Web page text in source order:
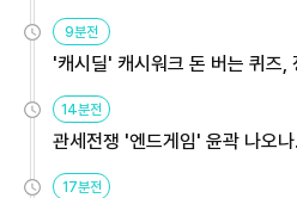
9분전
'캐시딜' 캐시워크 돈 버는 퀴즈,
14분전
관세전쟁 '엔드게임' 윤곽 나오
용해야
17분전